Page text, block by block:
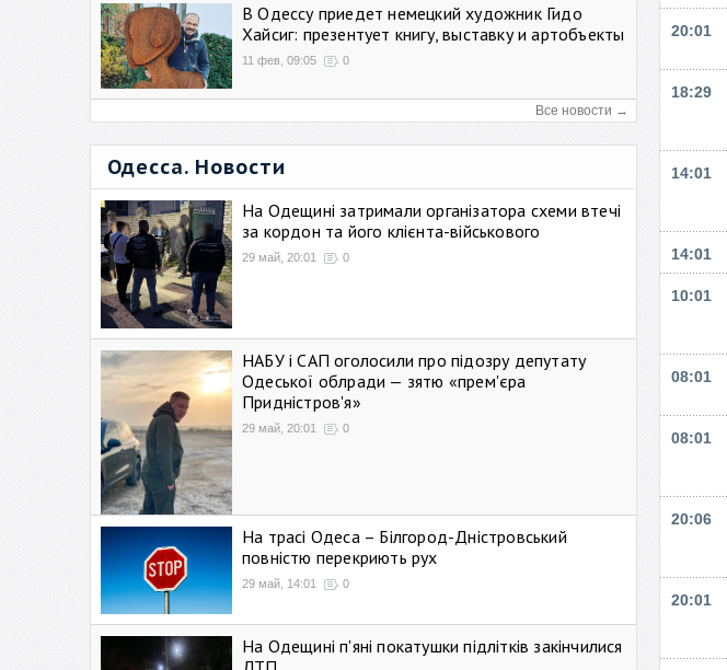
В Одессу приедет немецкий художник Гидо
Хайсиг: презентует книгу, выставку и артобъекты
11 фев, 09:05 0
Все новости →
Одесса. Новости
На Одещині затримали організатора схеми втечі
за кордон та його клієнта-військового
29 май, 20:01 0
НАБУ і САП оголосили про підозру депутату
Одеської облради — зятю «прем'єра
Придністров'я»
29 май, 20:01 0
На трасі Одеса – Білгород-Дністровський
повністю перекриють рух
29 май, 14:01 0
На Одещині п'яні покатушки підлітків закінчилися
20:01
18:29
14:01
14:01
10:01
08:01
08:01
20:06
20:01